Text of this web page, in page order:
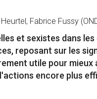
Fabrice Fussy
et sexistes dans
reposant sur les
utile pour mieux
encore plus